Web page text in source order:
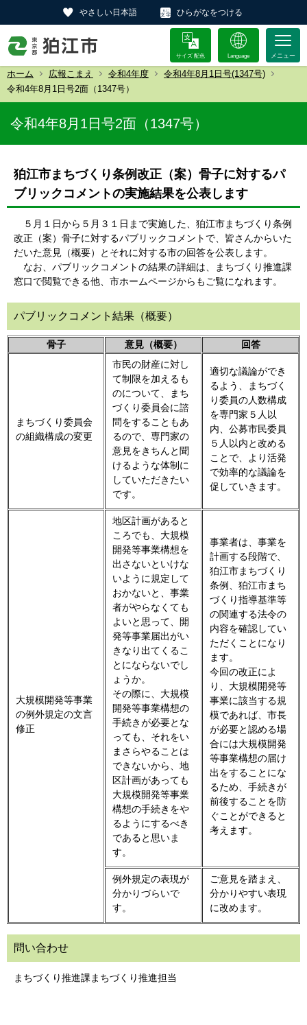
やさしい日本語 ひらがなをつける
サイズ 配色 Language
ホーム 広報こまえ 令和4年度
令和4年8月1日号(1347号)
令和4年8月1日号2面（1347号）
令和4年8月1日号2面（1347号）
狛江市まちづくり条例改正（案）骨子に対するパ
ブリックコメントの実施結果を公表します
５月１日から５月３１日まで実施した、狛江市まちづくり条例
改正（案）骨子に対するパブリックコメントで、皆さんからいた
だいた意見（概要）とそれに対する市の回答を公表します。
なお、パブリックコメントの結果の詳細は、まちづくり推進課
窓口で閲覧できる他、市ホームページからもご覧になれます。
パブリックコメント結果（概要）
骨子 意見（概要） 回答
まちづくり委員会
の組織構成の変更
市民の財産に対し
て制限を加えるも
のについて、まち
づくり委員会に諮
問をすることもあ
るので、専門家の
意見をきちんと聞
けるような体制に
していただきたい
です。
適切な議論ができ
るよう、まちづく
り委員の人数構成
を専門家５人以
内、公募市民委員
５人以内と改める
ことで、より活発
で効率的な議論を
促していきます。
大規模開発等事業
の例外規定の文言
修正
地区計画があると
ころでも、大規模
開発等事業構想を
出さないといけな
いように規定して
おかないと、事業
者がやらなくても
よいと思って、開
発等事業届出がい
きなり出てくるこ
とにならないでし
ょうか。
その際に、大規模
開発等事業構想の
手続きが必要とな
っても、それをい
まさらやることは
できないから、地
区計画があっても
大規模開発等事業
構想の手続きをや
るようにするべき
であると思いま
す。
事業者は、事業を
計画する段階で、
狛江市まちづくり
条例、狛江市まち
づくり指導基準等
の関連する法令の
内容を確認してい
ただくことになり
ます。
今回の改正によ
り、大規模開発等
事業に該当する規
模であれば、市長
が必要と認める場
合には大規模開発
等事業構想の届け
出をすることにな
るため、手続きが
前後することを防
ぐことができると
考えます。
例外規定の表現が
分かりづらいで
す。
ご意見を踏まえ、
分かりやすい表現
に改めます。
問い合わせ
まちづくり推進課まちづくり推進担当